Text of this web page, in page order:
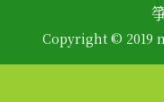
Copyright © 2019